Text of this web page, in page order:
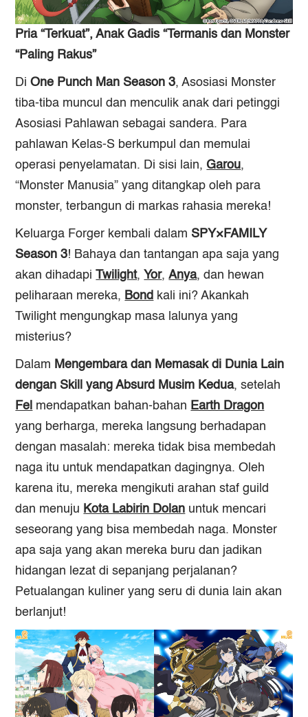
Pria “Terkuat”, Anak Gadis “Termanis dan Monster
“Paling Rakus”
DiOne Punch Man Season 3, Asosiasi Monster
tiba-tiba muncul dan menculik anak dari petinggi
Asosiasi Pahlawan sebagai sandera. Para
pahlawan Kelas-S berkumpul dan memulai
operasi penyelamatan. Di sisi lain, Garou,
“Monster Manusia” yang ditangkap oleh para
monster, terbangun di markas rahasia mereka!
Keluarga Forger kembali dalam SPY×FAMILY
Season 3! Bahaya dan tantangan apa saja yang
akan dihadapiTwilight, Yor,Anya, dan hewan
peliharaan mereka, Bond kali ini? Akankah
Twilight mengungkap masa lalunya yang
misterius?
Dalam Mengembara dan Memasak di Dunia Lain
dengan Skill yang Absurd Musim Kedua, setelah
Fel mendapatkan bahan-bahan Earth Dragon
yang berharga, mereka langsung berhadapan
dengan masalah: mereka tidak bisa membedah
naga itu untuk mendapatkan dagingnya. Oleh
karena itu, mereka mengikuti arahan staf guild
dan menuju Kota Labirin Dolan untuk mencari
seseorang yang bisa membedah naga. Monster
apa saja yang akan mereka buru dan jadikan
hidangan lezat di sepanjang perjalanan?
Petualangan kuliner yang seru di dunia lain akan
berlanjut!